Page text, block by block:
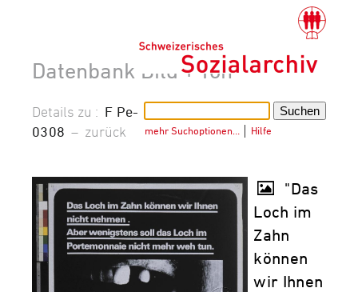
Datenbank Bild + Ton
mehr Suchoptionen… Hilfe
Details zu : F Pe-
0308 – zurück
"Das
Loch im
Zahn
können
wir Ihnen